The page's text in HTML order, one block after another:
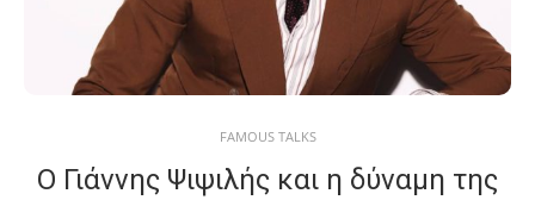
FAMOUS TALKS
Ο Γιάννης Ψιψιλής και η δύναμη της